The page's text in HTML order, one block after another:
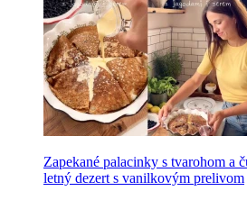
Zapekané palacinky s tvarohom a
letný dezert s vanilkovým prelivom